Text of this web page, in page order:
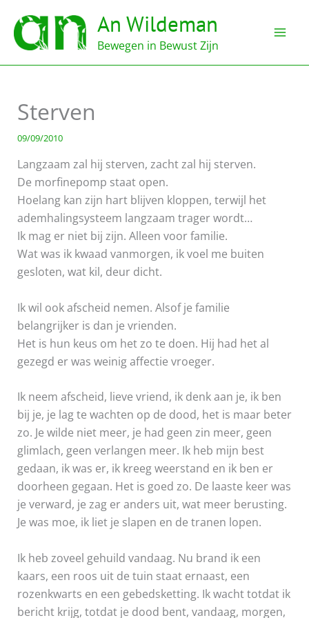
naar
inhoud
An Wildeman
Bewegen in Bewust Zijn
Sterven
09/09/2010
Langzaam zal hij sterven, zacht zal hij sterven.
De morfinepomp staat open.
Hoelang kan zijn hart blijven kloppen, terwijl het
ademhalingsysteem langzaam trager wordt…
Ik mag er niet bij zijn. Alleen voor familie.
Wat was ik kwaad vanmorgen, ik voel me buiten
gesloten, wat kil, deur dicht.
Ik wil ook afscheid nemen. Alsof je familie
belangrijker is dan je vrienden.
Het is hun keus om het zo te doen. Hij had het al
gezegd er was weinig affectie vroeger.
Ik neem afscheid, lieve vriend, ik denk aan je, ik ben
bij je, je lag te wachten op de dood, het is maar beter
zo. Je wilde niet meer, je had geen zin meer, geen
glimlach, geen verlangen meer. Ik heb mijn best
gedaan, ik was er, ik kreeg weerstand en ik ben er
doorheen gegaan. Het is goed zo. De laaste keer was
je verward, je zag er anders uit, wat meer berusting.
Je was moe, ik liet je slapen en de tranen lopen.
Ik heb zoveel gehuild vandaag. Nu brand ik een
kaars, een roos uit de tuin staat ernaast, een
rozenkwarts en een gebedsketting. Ik wacht totdat ik
bericht krijg, totdat je dood bent, vandaag, morgen,